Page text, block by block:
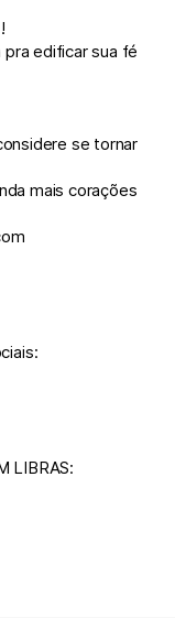
edificar sua fé
se tornar
mais corações
LIBRAS: